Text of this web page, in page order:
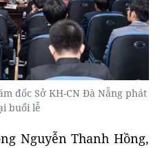
đốc Sở KH-CN Đà Nẵng phát
buổi lễ
Nguyễn Thanh Hồng,